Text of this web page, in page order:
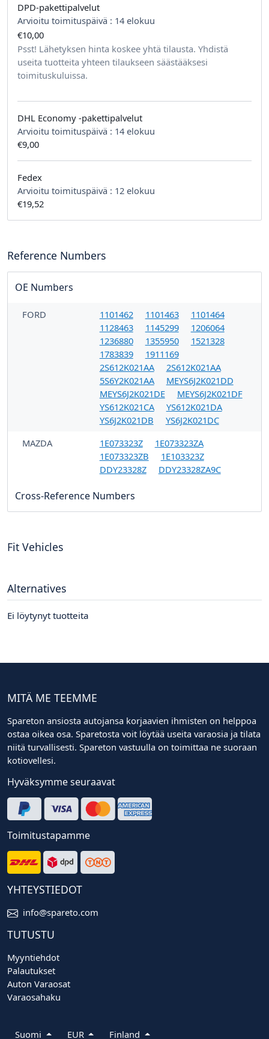
DPD-pakettipalvelut
Arvioitu toimituspäivä : 14 elokuu
€10,00
Psst! Lähetyksen hinta koskee yhtä tilausta. Yhdistä
useita tuotteita yhteen tilaukseen säästääksesi
toimituskuluissa.
DHL Economy -pakettipalvelut
Arvioitu toimituspäivä : 14 elokuu
€9,00
Fedex
Arvioitu toimituspäivä : 12 elokuu
€19,52
Reference Numbers
OE Numbers
FORD 1101462 1101463
1101464
1128463
1145299
1206064
1236880
1355950
1521328
1783839
1911169
2S612K021AA
2S612K021AA
5S6Y2K021AA
MEYS6J2K021DD
MEYS6J2K021DE
MEYS6J2K021DF
YS612K021CA
YS612K021DA
YS6J2K021DB
YS6J2K021DC
MAZDA
1E073323Z
1E073323ZA
1E073323ZB
1E103323Z
DDY23328Z
DDY23328ZA9C
Cross-Reference Numbers
Fit Vehicles
Alternatives
Ei löytynyt tuotteita
MITÄ ME TEEMME
Spareton ansiosta autojansa korjaavien ihmisten on helppoa
ostaa oikea osa. Sparetosta voit löytää useita varaosia ja tilata
niitä turvallisesti. Spareton vastuulla on toimittaa ne suoraan
kotiovellesi.
Hyväksymme seuraavat
Toimitustapamme
YHTEYSTIEDOT
info@spareto.com
TUTUSTU
Myyntiehdot
Palautukset
Auton Varaosat
Varaosahaku
Suomi EUR Finland